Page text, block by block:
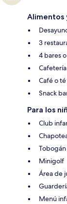
Alimentos
3
4 bares
Cafetería
Café o
Snack
Para los
Club
Minigolf
Área de
Menú